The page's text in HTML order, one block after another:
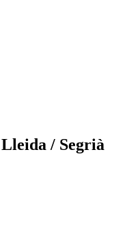
/ Segrià